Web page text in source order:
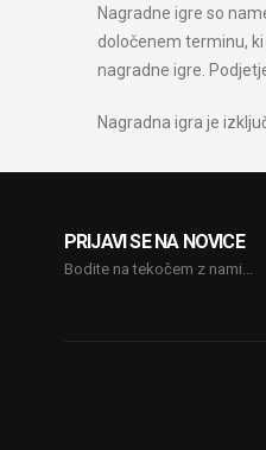
Nagradne igre so
določenem terminu,
nagradne igre.
Nagradna igra je
PRIJAVI SE NA NOVICE
Bodite na tekočem z nami...